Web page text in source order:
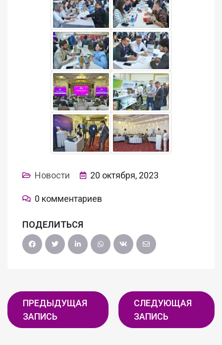
Новости 20 октября, 2023
0 комментариев
ПОДЕЛИТЬСЯ
ПРЕДЫДУЩАЯ
ЗАПИСЬ
СЛЕДУЮЩАЯ
ЗАПИСЬ